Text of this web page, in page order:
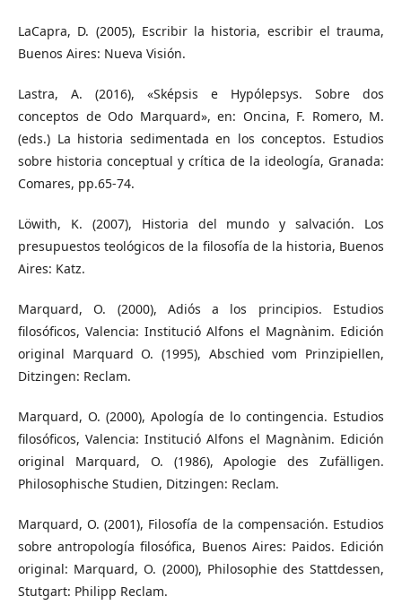
LaCapra, D. (2005), Escribir la historia, escribir el trauma,
Buenos Aires: Nueva Visión.
Lastra, A. (2016), «Sképsis e Hypólepsys. Sobre dos
conceptos de Odo Marquard», en: Oncina, F. Romero, M.
(eds.) La historia sedimentada en los conceptos. Estudios
sobre historia conceptual y crítica de la ideología, Granada:
Comares, pp.65-74.
Löwith, K. (2007), Historia del mundo y salvación. Los
presupuestos teológicos de la filosofía de la historia, Buenos
Aires: Katz.
Marquard, O. (2000), Adiós a los principios. Estudios
filosóficos, Valencia: Institució Alfons el Magnànim. Edición
original Marquard O. (1995), Abschied vom Prinzipiellen,
Ditzingen: Reclam.
Marquard, O. (2000), Apología de lo contingencia. Estudios
filosóficos, Valencia: Institució Alfons el Magnànim. Edición
original Marquard, O. (1986), Apologie des Zufälligen.
Philosophische Studien, Ditzingen: Reclam.
Marquard, O. (2001), Filosofía de la compensación. Estudios
sobre antropología filosófica, Buenos Aires: Paidos. Edición
original: Marquard, O. (2000), Philosophie des Stattdessen,
Stutgart: Philipp Reclam.